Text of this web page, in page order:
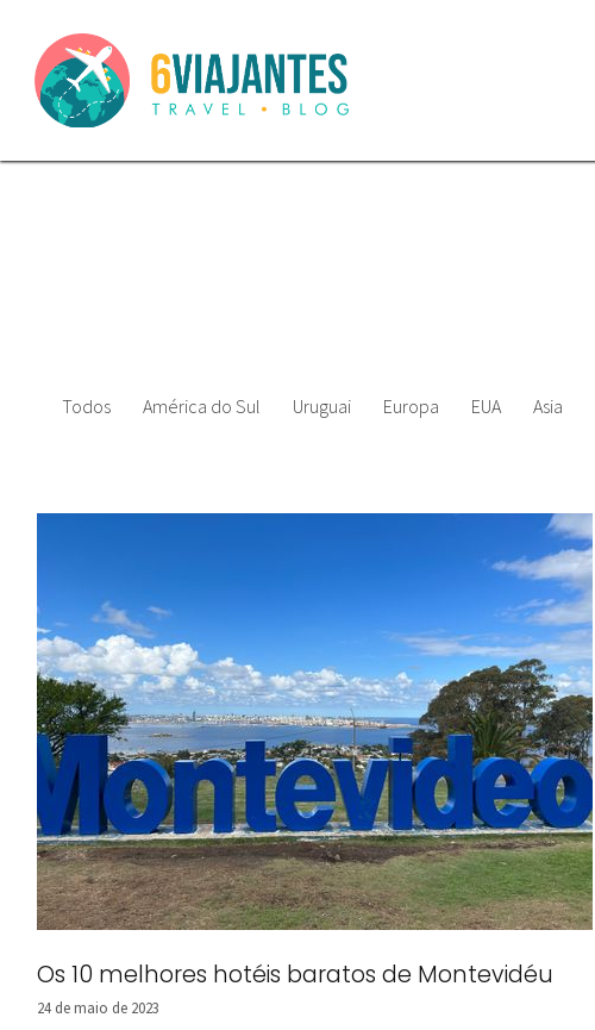
Todos América do Sul Uruguai Europa EUA Asia
Os 10 melhores hotéis baratos de Montevidéu
24 de maio de 2023